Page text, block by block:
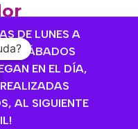
DE LUNES A
Y SÁBADOS
EN EL DÍA,
AL SIGUIENTE
Provincia de
/ 16hs a 20hs